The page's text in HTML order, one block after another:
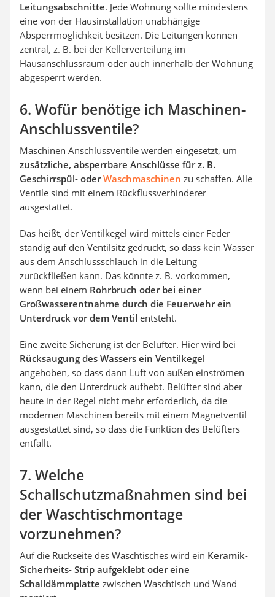
Leitungsabschnitte. Jede Wohnung sollte mindestens
eine von der Hausinstallation unabhängige
Absperrmöglichkeit besitzen. Die Leitungen können
zentral, z. B. bei der Kellerverteilung im
Hausanschlussraum oder auch innerhalb der Wohnung
abgesperrt werden.
6. Wofür benötige ich Maschinen-
Anschlussventile?
Maschinen Anschlussventile werden eingesetzt, um
zusätzliche, absperrbare Anschlüsse für z. B.
Geschirrspül- oderWaschmaschinen zu schaffen. Alle
Ventile sind mit einem Rückflussverhinderer
ausgestattet.
Das heißt, der Ventilkegel wird mittels einer Feder
ständig auf den Ventilsitz gedrückt, so dass kein Wasser
aus dem Anschlussschlauch in die Leitung
zurückfließen kann. Das könnte z. B. vorkommen,
wenn bei einem Rohrbruch oder bei einer
Großwasserentnahme durch die Feuerwehr ein
Unterdruck vor dem Ventil entsteht.
Eine zweite Sicherung ist der Belüfter. Hier wird bei
Rücksaugung des Wassers ein Ventilkegel
angehoben, so dass dann Luft von außen einströmen
kann, die den Unterdruck aufhebt. Belüfter sind aber
heute in der Regel nicht mehr erforderlich, da die
modernen Maschinen bereits mit einem Magnetventil
ausgestattet sind, so dass die Funktion des Belüfters
entfällt.
7. Welche
Schallschutzmaßnahmen sind bei
der Waschtischmontage
vorzunehmen?
Auf die Rückseite des Waschtisches wird ein Keramik-
Sicherheits- Strip aufgeklebt oder eine
Schalldämmplatte zwischen Waschtisch und Wand